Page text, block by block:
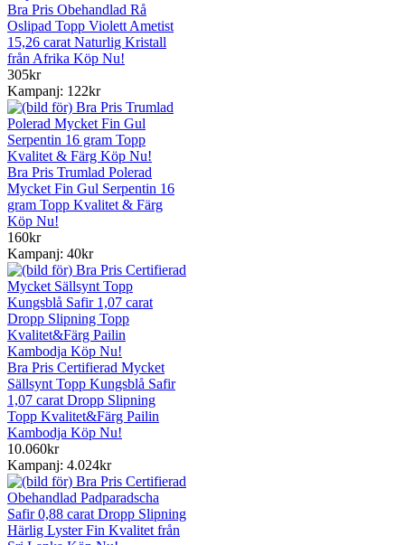
Bra Pris Obehandlad Rå
Oslipad Topp Violett Ametist
15,26 carat Naturlig Kristall
från Afrika Köp Nu!
305kr
Kampanj: 122kr
Bra Pris Trumlad Polerad
Mycket Fin Gul Serpentin 16
gram Topp Kvalitet & Färg
Köp Nu!
160kr
Kampanj: 40kr
Bra Pris Certifierad Mycket
Sällsynt Topp Kungsblå Safir
1,07 carat Dropp Slipning
Topp Kvalitet&Färg Pailin
Kambodja Köp Nu!
10.060kr
Kampanj: 4.024kr